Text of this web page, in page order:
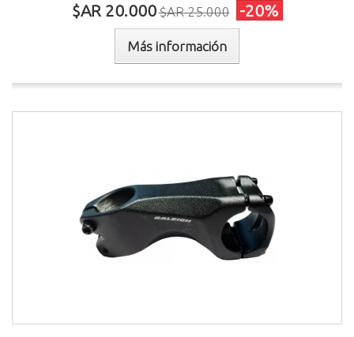
$AR 20.000$AR 25.000 -20%
Más información